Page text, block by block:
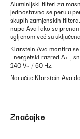
Aluminijski filteri za
jednostavno se peru u
skupih zamjenskih
napa Ava lako se
ugljenom već su
Klarstein Ava montira
Energetski razred A++,
240 V~ / 50 Hz.
Naručite Klarstein Ava
Značajke